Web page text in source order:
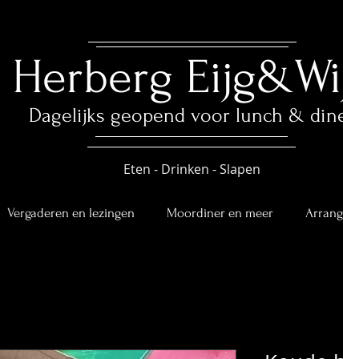
Herberg ​
Dagelijks geopend voor lunch &
Eten - Drinken - Slapen
Vergaderen en lezingen Moordiner en meer